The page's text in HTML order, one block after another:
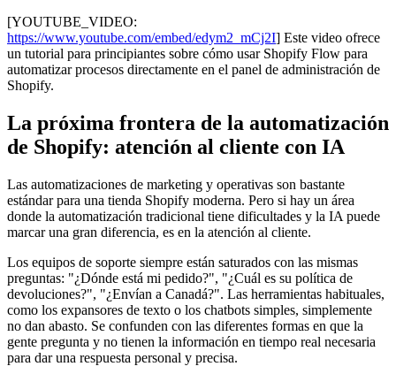
[YOUTUBE_VIDEO:
https://www.youtube.com/embed/edym2_mCj2I] Este video ofrece
un tutorial para principiantes sobre cómo usar Shopify Flow para
automatizar procesos directamente en el panel de administración de
Shopify.
La próxima frontera de la automatización
de Shopify: atención al cliente con IA
Las automatizaciones de marketing y operativas son bastante
estándar para una tienda Shopify moderna. Pero si hay un área
donde la automatización tradicional tiene dificultades y la IA puede
marcar una gran diferencia, es en la atención al cliente.
Los equipos de soporte siempre están saturados con las mismas
preguntas: "¿Dónde está mi pedido?", "¿Cuál es su política de
devoluciones?", "¿Envían a Canadá?". Las herramientas habituales,
como los expansores de texto o los chatbots simples, simplemente
no dan abasto. Se confunden con las diferentes formas en que la
gente pregunta y no tienen la información en tiempo real necesaria
para dar una respuesta personal y precisa.